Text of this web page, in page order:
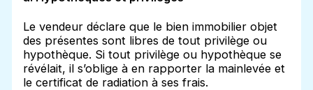
Le vendeur déclare que le bien immobilier objet
des présentes sont libres de tout privilège ou
hypothèque. Si tout privilège ou hypothèque se
révélait, il s’oblige à en rapporter la mainlevée et
le certificat de radiation à ses frais.